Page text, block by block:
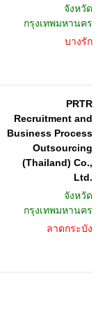
จังหวัด
กรุงเทพมหานคร
บางรัก
PRTR
Recruitment and
Business Process
Outsourcing
(Thailand) Co.,
Ltd.
จังหวัด
กรุงเทพมหานคร
ลาดกระบัง